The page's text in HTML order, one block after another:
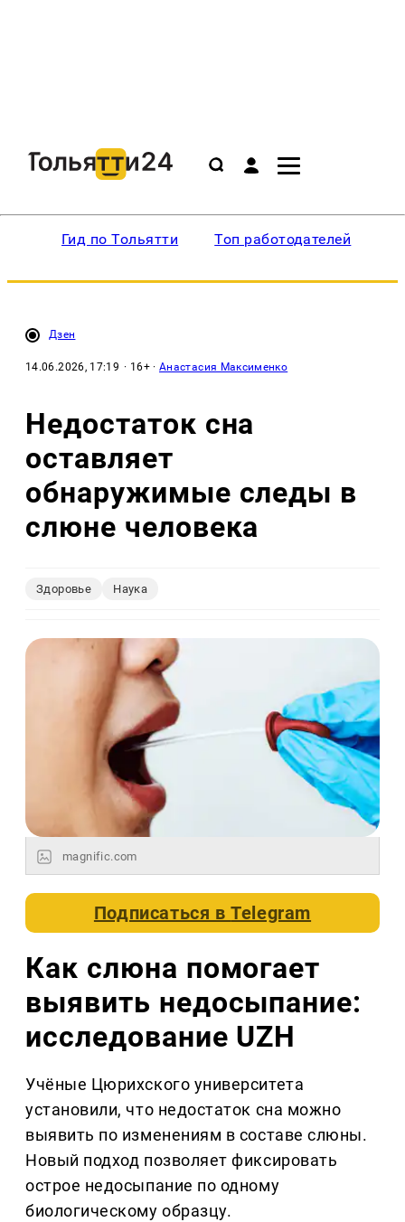
Гид по Тольятти Топ работодателей
Дзен
14.06.2026, 17:19 · 16+ ·Анастасия Максименко
Недостаток сна
оставляет
обнаружимые следы в
слюне человека
Здоровье Наука
magnific.com
Подписаться вTelegram
Как слюна помогает
выявить недосыпание:
исследование UZH
Учёные Цюрихского университета
установили, что недостаток сна можно
выявить по изменениям в составе слюны.
Новый подход позволяет фиксировать
острое недосыпание по одному
биологическому образцу.